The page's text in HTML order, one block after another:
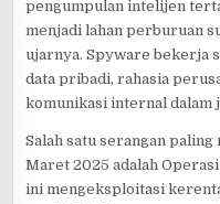
pengumpulan intelijen
menjadi lahan perburuan
ujarnya. Spyware bekerja
data pribadi, rahasia
komunikasi internal dalam
Salah satu serangan
Maret 2025 adalah
ini mengeksploitasi